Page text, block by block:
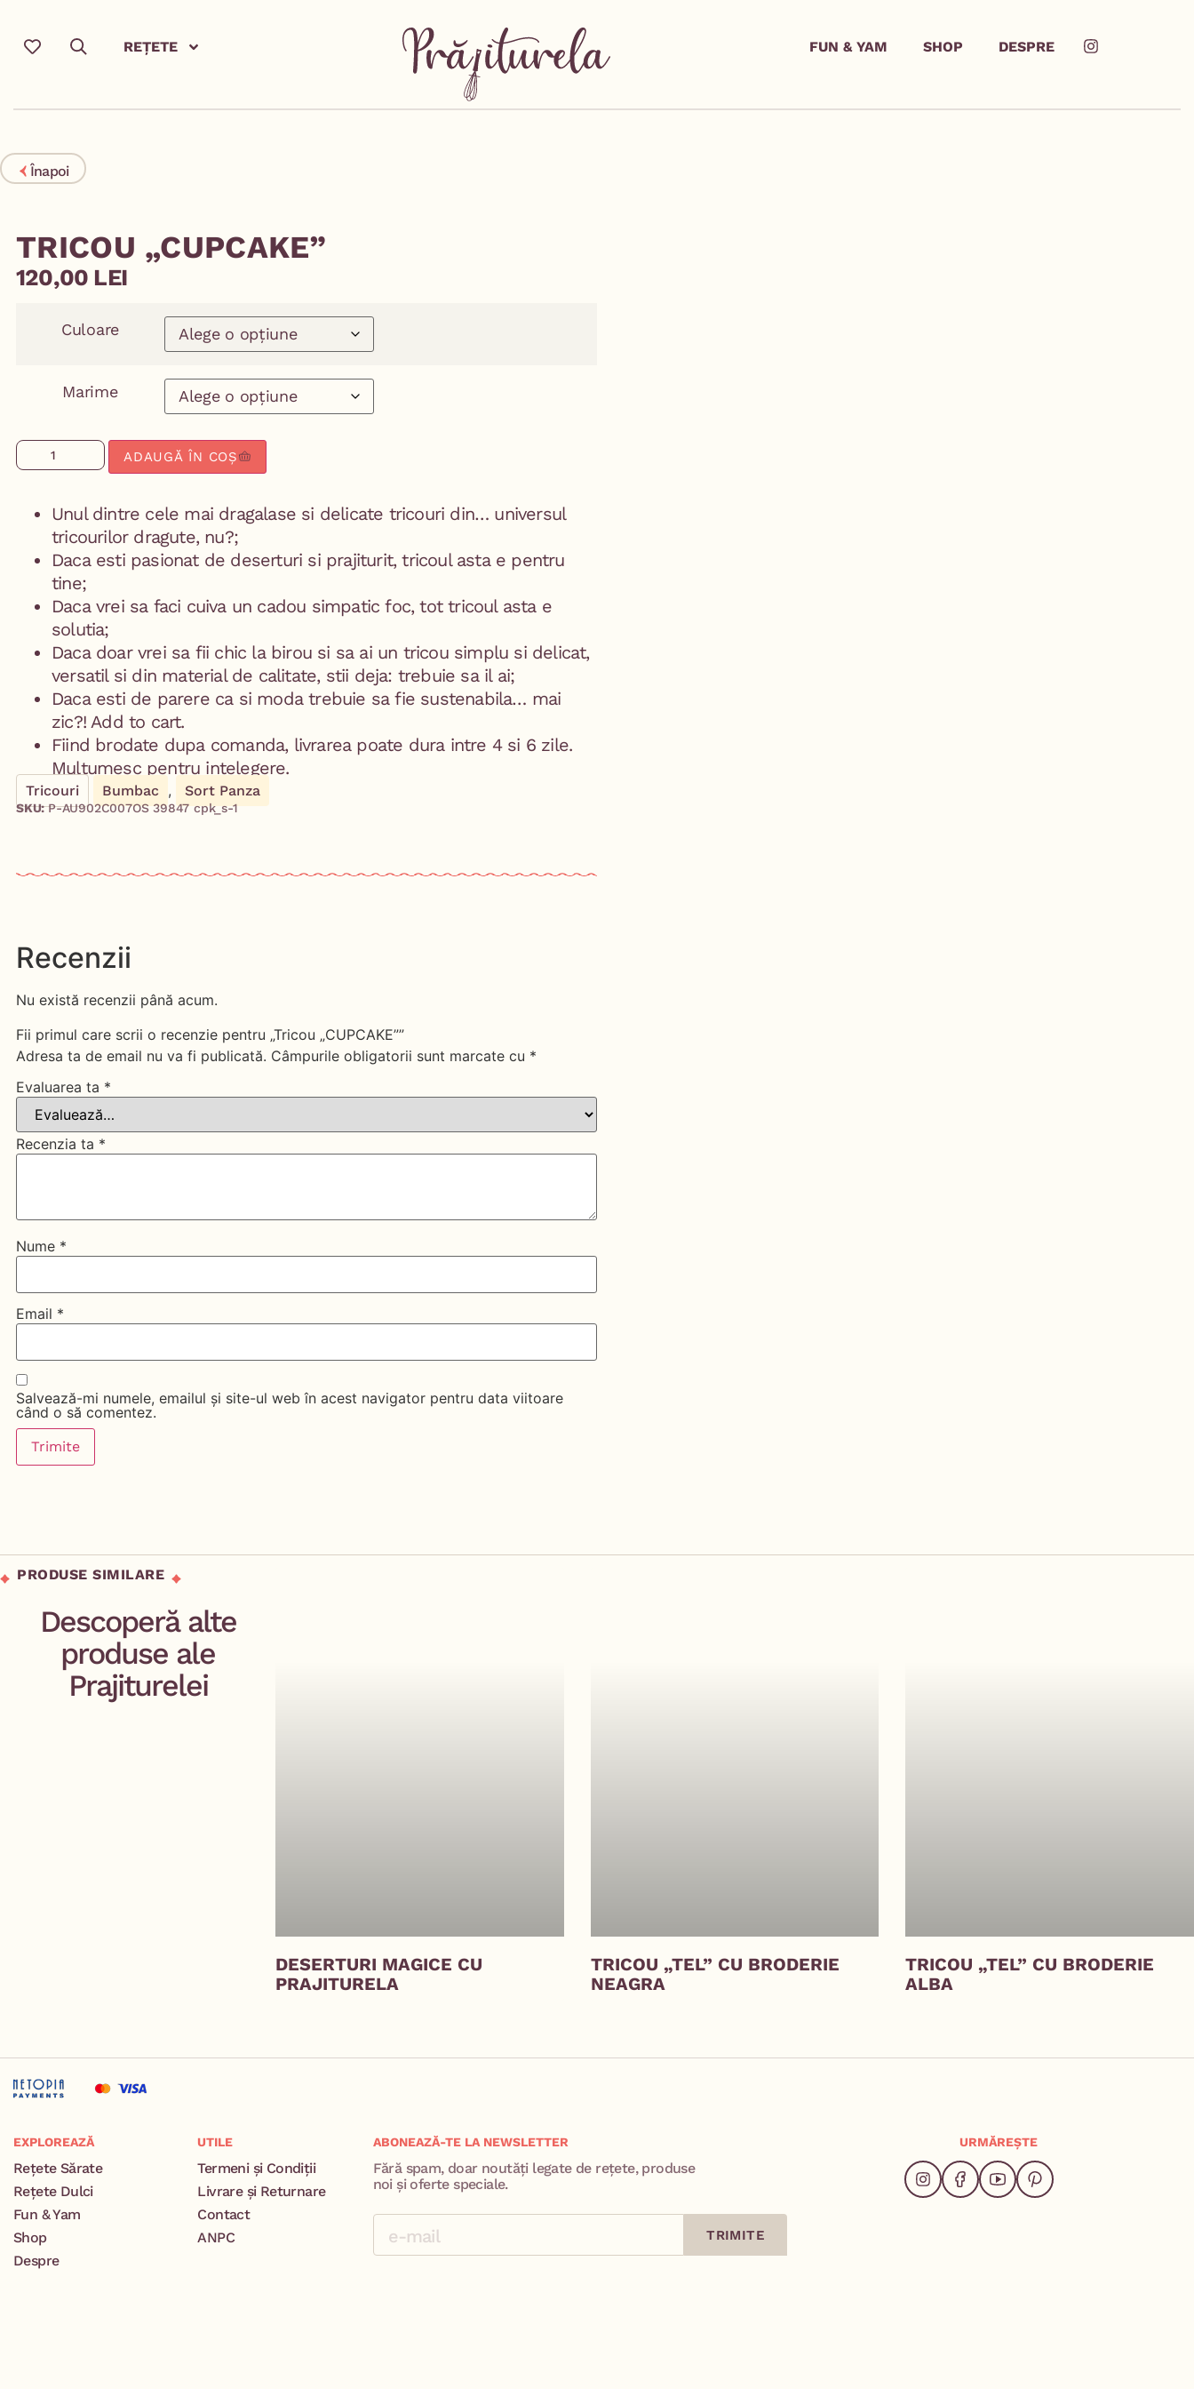
REȚETE FUN & YAM SHOP DESPRE
Înapoi
TRICOU „CUPCAKE”
120,00 LEI
Culoare
Marime
ADAUGĂ ÎN COȘ
Unul dintre cele mai dragalase si delicate tricouri din… universul
tricourilor dragute, nu?;
Daca esti pasionat de deserturi si prajiturit, tricoul asta e pentru
tine;
Daca vrei sa faci cuiva un cadou simpatic foc, tot tricoul asta e
solutia;
Daca doar vrei sa fii chic la birou si sa ai un tricou simplu si delicat,
versatil si din material de calitate, stii deja: trebuie sa il ai;
Daca esti de parere ca si moda trebuie sa fie sustenabila… mai
zic?! Add to cart.
Fiind brodate dupa comanda, livrarea poate dura intre 4 si 6 zile.
Multumesc pentru intelegere.
Tricouri Bumbac , Sort Panza
SKU:P-AU902C007OS 39847 cpk_s-1
Recenzii
Nu există recenzii până acum.
Fii primul care scrii o recenzie pentru „Tricou „CUPCAKE””
Adresa ta de email nu va fi publicată. Câmpurile obligatorii sunt marcate cu *
Evaluarea ta *
Recenzia ta *
Nume *
Email *
Salvează-mi numele, emailul și site-ul web în acest navigator pentru data viitoare
când o să comentez.
PRODUSE SIMILARE
Descoperă alte
produse ale
Prajiturelei
DESERTURI MAGICE CU
PRAJITURELA
TRICOU „TEL” CU BRODERIE
NEAGRA
TRICOU „TEL” CU BRODERIE
ALBA
EXPLOREAZĂ
Rețete Sărate
Rețete Dulci
Fun & Yam
Shop
Despre
UTILE
Termeni și Condiții
Livrare și Returnare
Contact
ANPC
ABONEAZĂ-TE LA NEWSLETTER
Fără spam, doar noutăți legate de rețete, produse
noi și oferte speciale.
TRIMITE
URMĂREȘTE